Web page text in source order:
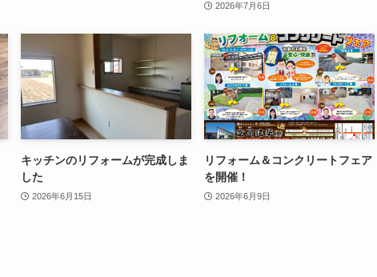
2026年7月6日
キッチンのリフォームが完成しま
した
2026年6月15日
リフォーム＆コンクリートフェア
を開催！
2026年6月9日